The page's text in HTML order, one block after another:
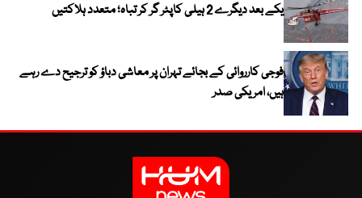
یکے بعد دیگرے 2 ہیلی کاپٹر گر کر تباہ؛ متعدد ہلاکتیں
فوجی کارروائی کے بجائے تہران پر معاشی دباؤ کو ترجیح دے رہے
ہیں، امریکی صدر